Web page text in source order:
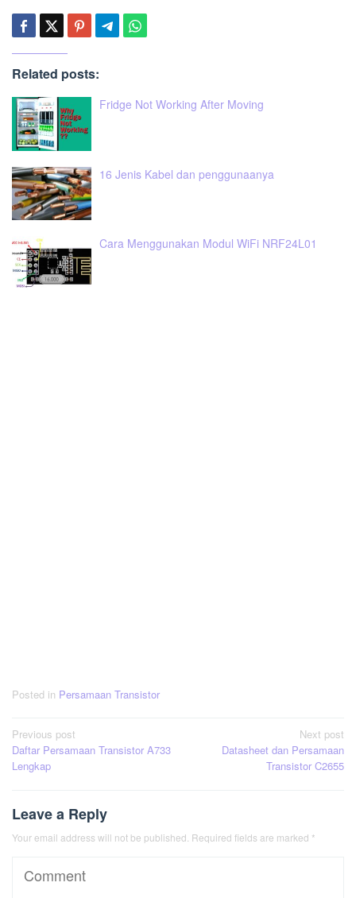
Related posts:
Fridge Not Working After Moving
16 Jenis Kabel dan penggunaanya
Cara Menggunakan Modul WiFi NRF24L01
Posted in Persamaan Transistor
Post
navigation
Previous post
Daftar Persamaan Transistor A733
Lengkap
Next post
Datasheet dan Persamaan
Transistor C2655
Leave a Reply
Your email address will not be published. Required fields are marked *